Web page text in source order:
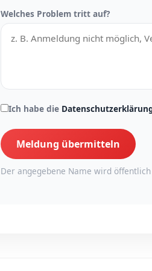
Welches Problem tritt auf?
Ich habe die
Meldung übermitteln
Der angegebene Name wird